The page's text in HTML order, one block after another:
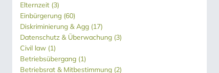
Elternzeit (3)
Einbürgerung (60)
Diskriminierung & Agg (17)
Datenschutz & Überwachung (3)
Civil law (1)
Betriebsübergang (1)
Betriebsrat & Mitbestimmung (2)